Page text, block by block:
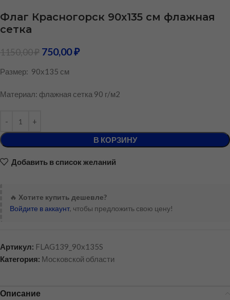
Флаг Красногорск 90х135 см флажная
сетка
1150,00₽ 750,00₽
Размер: 90х135 см
Материал: флажная сетка 90 г/м2
В КОРЗИНУ
Добавить в список желаний
🔥 Хотите купить дешевле?
Войдите в аккаунт, чтобы предложить свою цену!
Артикул: FLAG139_90x135S
Категория: Московской области
Описание